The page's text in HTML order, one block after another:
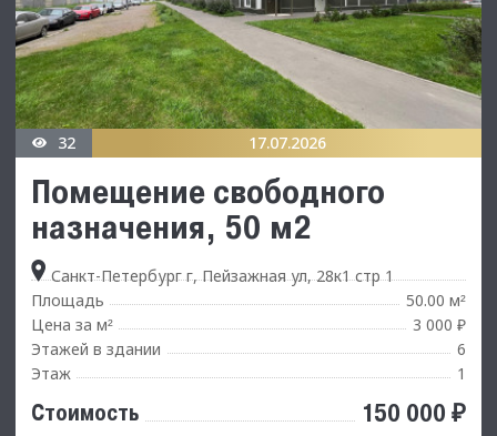
32 17.07.2026
Помещение свободного
назначения, 50 м2
Санкт-Петербург г, Пейзажная ул, 28к1 стр 1
Площадь
50.00 м²
Цена за м²
3 000 ₽
Этажей в здании
6
Этаж
1
Стоимость 150 000 ₽